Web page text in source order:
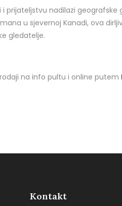
i prijateljstvu nadilazi
u sjevernoj Kanadi, ova
gledatelje.
na info pultu i online putem
Kontakt